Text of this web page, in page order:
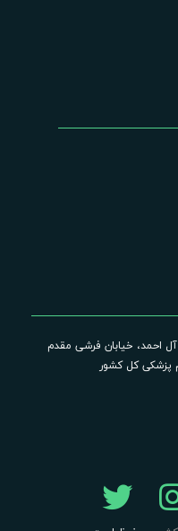
آل احمد، خیابان فرشی مقدم